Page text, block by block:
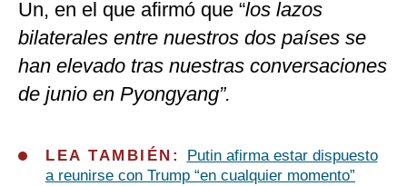
Un, en el que afirmó que “los lazos
bilaterales entre nuestros dos países se
han elevado tras nuestras conversaciones
de junio en Pyongyang”.
LEA TAMBIÉN:
Putin afirma estar dispuesto
a reunirse con Trump “en cualquier momento”